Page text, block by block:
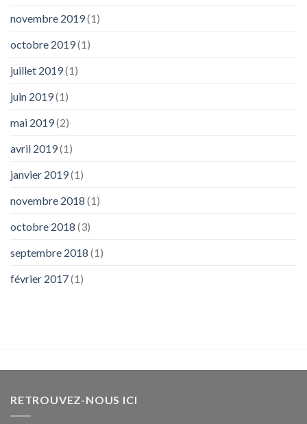
novembre 2019(1)
octobre 2019(1)
juillet 2019(1)
juin 2019(1)
mai 2019(2)
avril 2019(1)
janvier 2019(1)
novembre 2018 (1)
octobre 2018 (3)
septembre 2018 (1)
février 2017(1)
RETROUVEZ-NOUS ICI